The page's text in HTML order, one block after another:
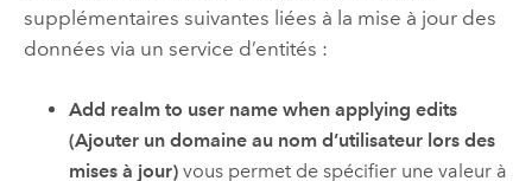
supplémentaires suivantes liées à la mise à jour des
données via un service d’entités :
Add realm to user name when applying edits
(Ajouter un domaine au nom d’utilisateur lors des
mises à jour) vous permet de spécifier une valeur à